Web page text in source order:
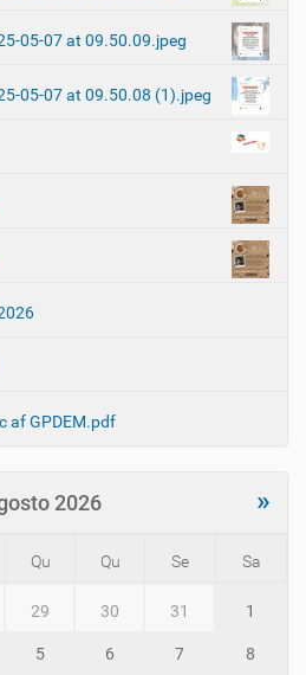
05-07 at 09.50.09.jpeg
05-07 at 09.50.08 (1).jpeg
af GPDEM.pdf
2026 »
Qu Qu Se Sa
29 30 31 1
5 6 7 8